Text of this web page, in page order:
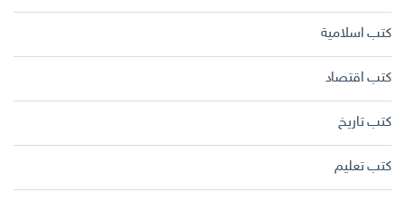
كتب اسلامية
كتب اقتصاد
كتب تاريخ
كتب تعليم